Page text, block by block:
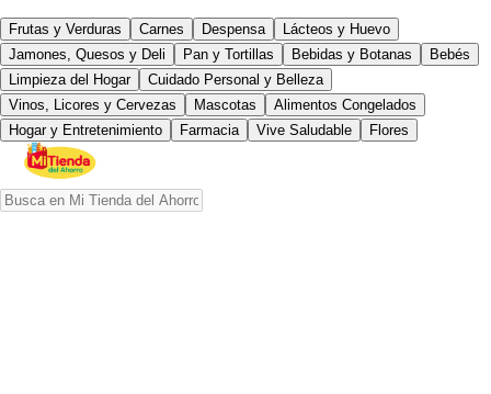
Frutas y Verduras Carnes Despensa
Lácteos y Huevo
Jamones, Quesos y Deli
Pan y Tortillas Bebidas y Botanas
Bebés
Limpieza del Hogar
Cuidado Personal y Belleza
Vinos, Licores y Cervezas
Mascotas
Alimentos Congelados
Hogar y Entretenimiento
Farmacia Vive Saludable Flores